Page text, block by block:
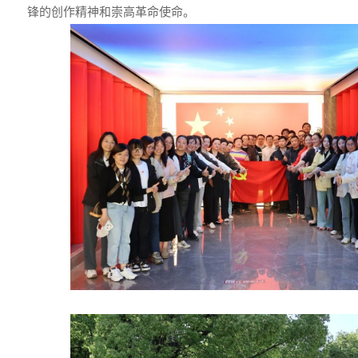
锋的创作精神和崇高革命使命。